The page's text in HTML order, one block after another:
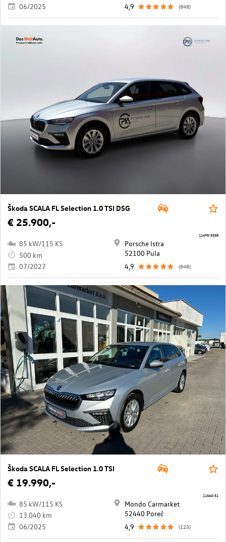
06/2025
4,9
(848)
Škoda SCALA FL Selection 1.0 TSI DSG
€ 25.900,-
85 kW/115 KS
500 km
07/2027
Porsche Istra
52100 Pula
4,9
(848)
11495/5558
Škoda SCALA FL Selection 1.0 TSI
€ 19.990,-
85 kW/115 KS
13.040 km
06/2025
Mondo Carmarket
52440 Poreč
4,9
(123)
11560/51